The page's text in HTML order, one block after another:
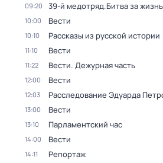
09:20 39-й медотряд.Битва за жизнь
10:00 Вести
10:10 Рассказы из русской истории
11:10 Вести
11:22 Вести. Дежурная часть
12:00 Вести
12:03 Расследование Эдуарда
13:00 Вести
13:10 Парламентский час
14:00 Вести
14:11 Репортаж